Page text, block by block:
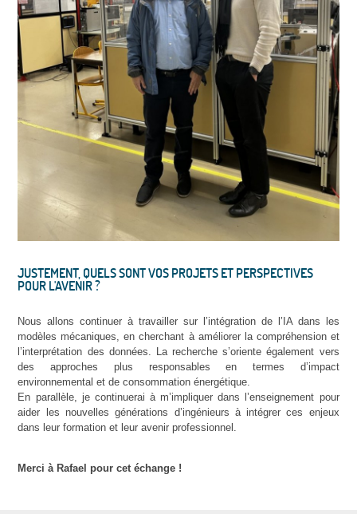
JUSTEMENT, QUELS SONT VOS PROJETS ET PERSPECTIVES
POUR L'AVENIR ?
Nous allons continuer à travailler sur l’intégration de l’IA dans les
modèles mécaniques, en cherchant à améliorer la compréhension et
l’interprétation des données. La recherche s’oriente également vers
des approches plus responsables en termes d’impact
environnemental et de consommation énergétique.
En parallèle, je continuerai à m’impliquer dans l’enseignement pour
aider les nouvelles générations d’ingénieurs à intégrer ces enjeux
dans leur formation et leur avenir professionnel.
Merci à Rafael pour cet échange !